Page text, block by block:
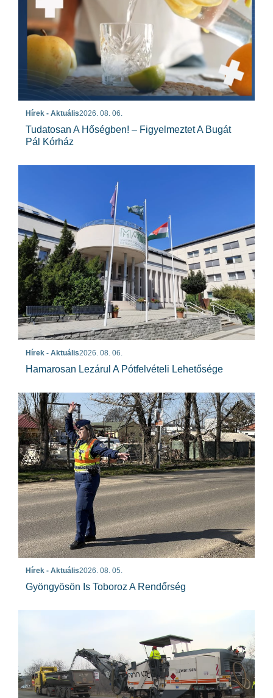
Hírek - Aktuális2026. 08. 06.
Tudatosan A Hőségben! – Figyelmeztet A Bugát
Pál Kórház
Hírek - Aktuális2026. 08. 06.
Hamarosan Lezárul A Pótfelvételi Lehetősége
Hírek - Aktuális2026. 08. 05.
Gyöngyösön Is Toboroz A Rendőrség